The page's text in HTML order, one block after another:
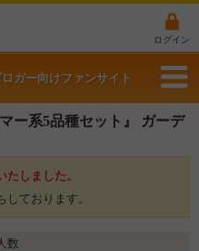
ログイン
ガー向けファンサイト
ー系5品種セット』 ガーデ
しました。
しております。
数